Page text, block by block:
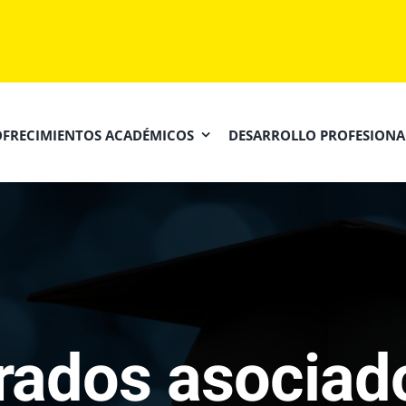
ACADÉMICOS DESARROLLO